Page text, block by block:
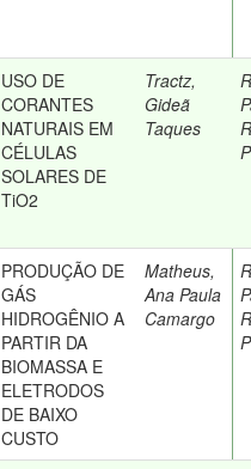
USO DE
CORANTES
NATURAIS EM
CÉLULAS
SOLARES DE
TiO2
Tractz,
Gideã
Taques
PRODUÇÃO DE
GÁS
HIDROGÊNIO A
PARTIR DA
BIOMASSA E
ELETRODOS
DE BAIXO
CUSTO
Matheus,
Ana Paula
Camargo